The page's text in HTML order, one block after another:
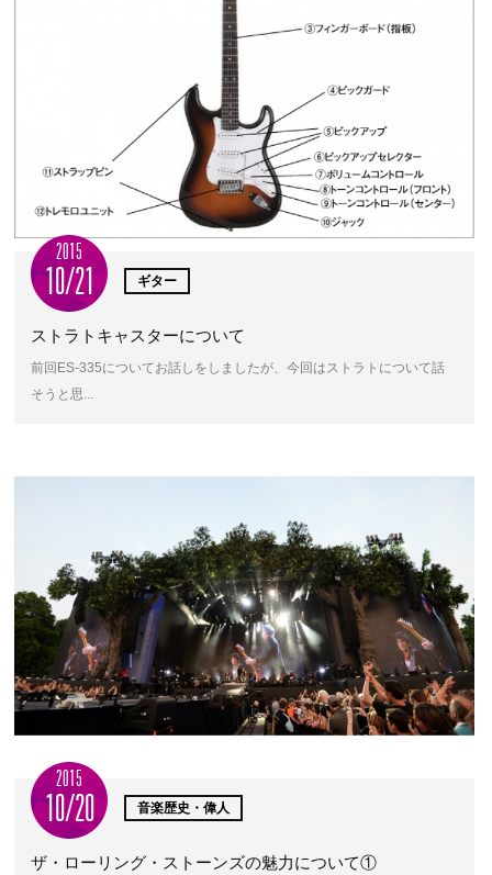
2015
10/21 ギター
ストラトキャスターについて
前回ES-335についてお話しをしましたが、今回はストラトについて話
そうと思...
2015
10/20 音楽歴史・偉人
ザ・ローリング・ストーンズの魅力について①